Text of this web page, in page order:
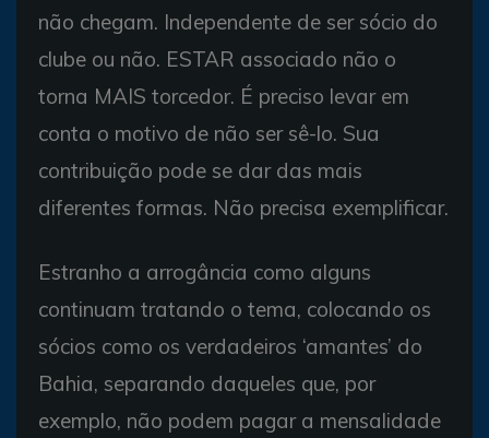
não chegam. Independente de ser sócio do
clube ou não. ESTAR associado não o
torna MAIS torcedor. É preciso levar em
conta o motivo de não ser sê-lo. Sua
contribuição pode se dar das mais
diferentes formas. Não precisa exemplificar.
Estranho a arrogância como alguns
continuam tratando o tema, colocando os
sócios como os verdadeiros ‘amantes’ do
Bahia, separando daqueles que, por
exemplo, não podem pagar a mensalidade